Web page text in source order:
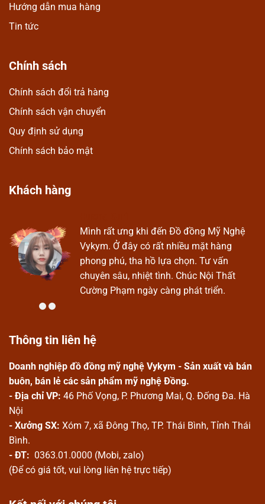
Hướng dẫn mua hàng
Tin tức
Chính sách
Chính sách đổi trả hàng
Chính sách vận chuyển
Quy định sử dụng
Chính sách bảo mật
Khách hàng
Mình rất ưng khi đến Đồ đồng Mỹ Nghệ
Vykym. Ở đây có rất nhiều mặt hàng
phong phú, tha hồ lựa chọn. Tư vấn
chuyên sâu, nhiệt tình. Chúc Nội Thất
Cường Phạm ngày càng phát triển.
Thông tin liên hệ
Doanh nghiệp đồ đồng mỹ nghệ Vykym - Sản xuất và bán
buôn, bán lẻ các sản phẩm mỹ nghệ Đồng.
- Địa chỉ VP: 46 Phố Vọng, P. Phương Mai, Q. Đống Đa. Hà
Nội
- Xưởng SX: Xóm 7, xã Đông Thọ, TP. Thái Bình, Tỉnh Thái
Bình.
- ĐT: 0363.01.0000 (Mobi, zalo)
(Để có giá tốt, vui lòng liên hệ trực tiếp)